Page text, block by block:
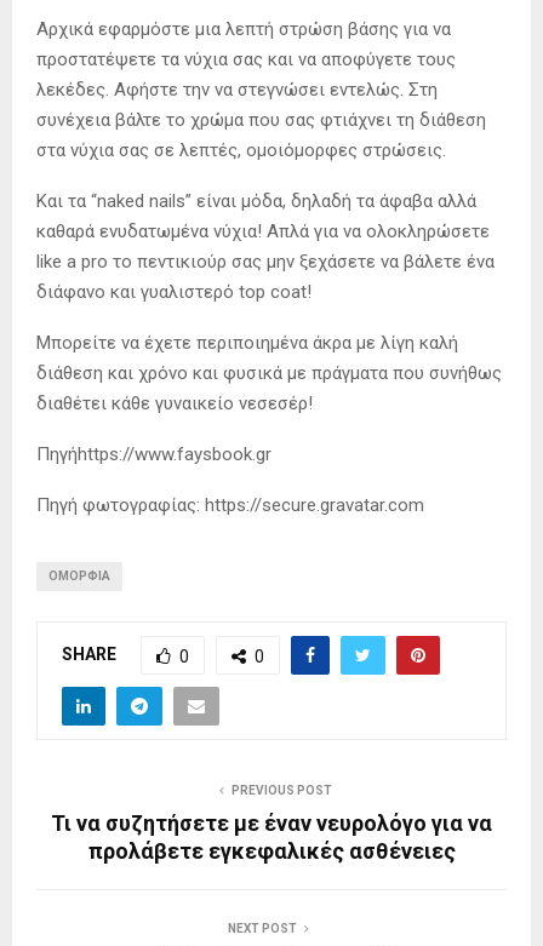
Αρχικά εφαρμόστε μια λεπτή στρώση βάσης για να
προστατέψετε τα νύχια σας και να αποφύγετε τους
λεκέδες. Αφήστε την να στεγνώσει εντελώς. Στη
συνέχεια βάλτε το χρώμα που σας φτιάχνει τη διάθεση
στα νύχια σας σε λεπτές, ομοιόμορφες στρώσεις.
Και τα “naked nails” είναι μόδα, δηλαδή τα άφαβα αλλά
καθαρά ενυδατωμένα νύχια! Απλά για να ολοκληρώσετε
like a pro το πεντικιούρ σας μην ξεχάσετε να βάλετε ένα
διάφανο και γυαλιστερό top coat!
Μπορείτε να έχετε περιποιημένα άκρα με λίγη καλή
διάθεση και χρόνο και φυσικά με πράγματα που συνήθως
διαθέτει κάθε γυναικείο νεσεσέρ!
Πηγήhttps://www.faysbook.gr
Πηγή φωτογραφίας: https://secure.gravatar.com
ΟΜΟΡΦΙΆ
SHARE 0 0
PREVIOUS POST
Τι να συζητήσετε με έναν νευρολόγο για να
προλάβετε εγκεφαλικές ασθένειες
NEXT POST